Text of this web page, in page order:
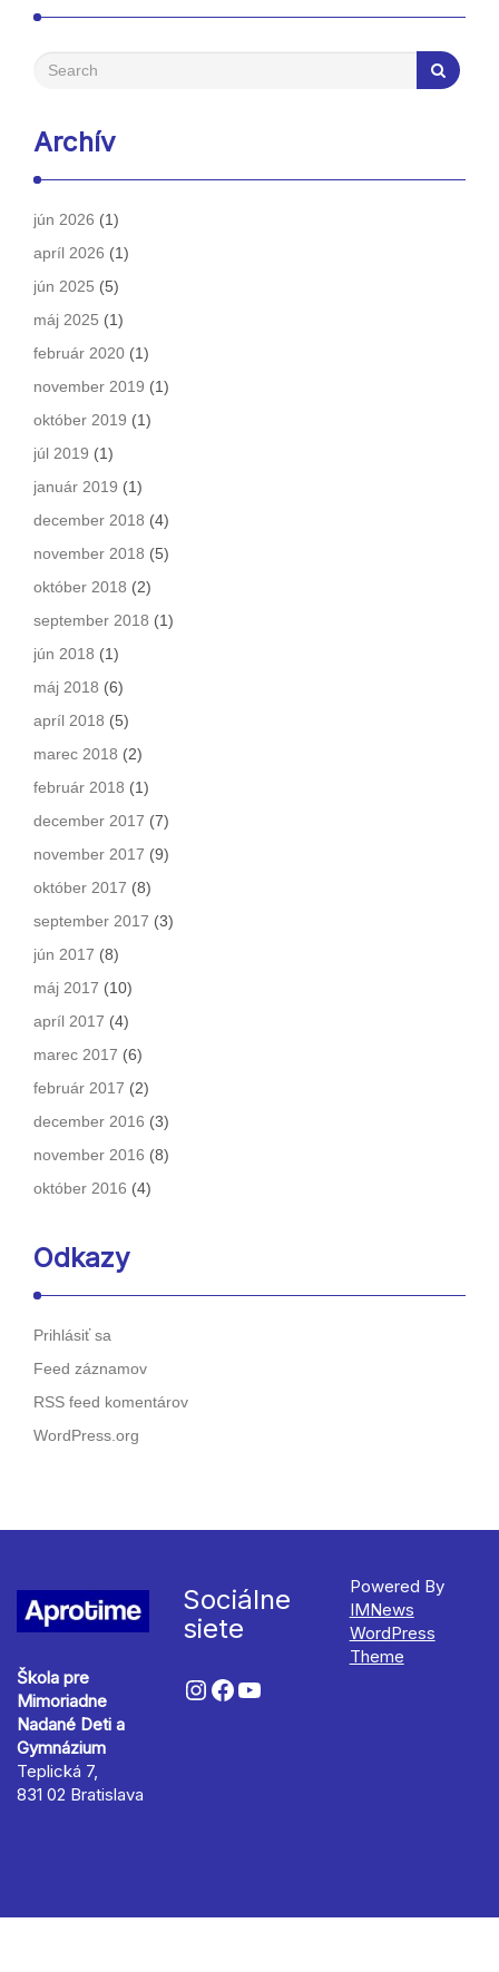
Archív
jún 2026 (1)
apríl 2026 (1)
jún 2025 (5)
máj 2025 (1)
február 2020 (1)
november 2019 (1)
október 2019 (1)
júl 2019 (1)
január 2019 (1)
december 2018 (4)
november 2018 (5)
október 2018 (2)
september 2018 (1)
jún 2018 (1)
máj 2018 (6)
apríl 2018 (5)
marec 2018 (2)
február 2018 (1)
december 2017 (7)
november 2017 (9)
október 2017 (8)
september 2017 (3)
jún 2017 (8)
máj 2017 (10)
apríl 2017 (4)
marec 2017 (6)
február 2017 (2)
december 2016 (3)
november 2016 (8)
október 2016 (4)
Odkazy
Prihlásiť sa
Feed záznamov
RSS feed komentárov
WordPress.org
Škola pre
Mimoriadne
Nadané Deti a
Gymnázium
Teplická 7,
831 02 Bratislava
Sociálne
siete
Powered By
IMNews
WordPress
Theme